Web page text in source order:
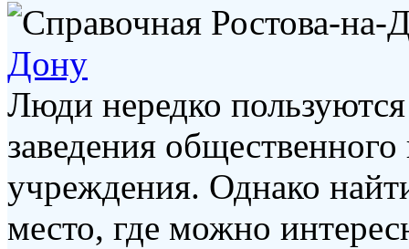
Дону
Люди нередко
заведения
учреждения. Однако
место, где можно